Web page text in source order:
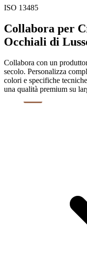
ISO 13485
Collabora per
Occhiali di
Collabora con un
secolo. Personalizza
colori e specifiche
una qualità premium su